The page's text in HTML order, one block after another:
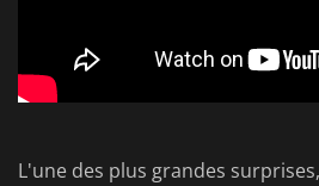
L'une des plus grandes